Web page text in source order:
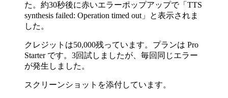
た。約30秒後に赤いエラーポップアップで「TTS
synthesis failed: Operation timed out」と表示されま
した。
クレジットは50,000残っています。プランは Pro
Starter です。3回試しましたが、毎回同じエラー
が発生しました。
スクリーンショットを添付しています。